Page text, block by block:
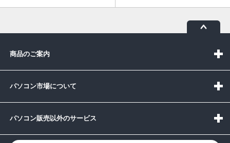
商品のご案内
パソコン市場について
パソコン販売以外のサービス